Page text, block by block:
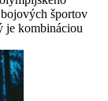
športov
je kombináciou